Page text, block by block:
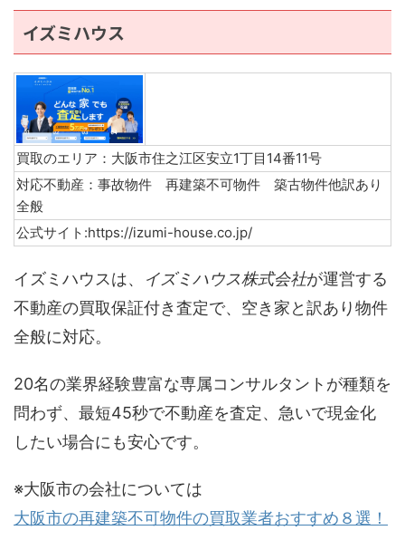
イズミハウス
買取のエリア：大阪市住之江区安立1丁目14番11号
対応不動産：事故物件 再建築不可物件 築古物件他訳あり
全般
公式サイト:https://izumi-house.co.jp/
イズミハウスは、 イズミハウス株式会社が運営する
不動産の買取保証付き査定で、空き家と訳あり物件
全般に対応。
20名の業界経験豊富な専属コンサルタントが種類を
問わず、最短45秒で不動産を査定、急いで現金化
したい場合にも安心です。
※大阪市の会社については
大阪市の再建築不可物件の買取業者おすすめ８選！